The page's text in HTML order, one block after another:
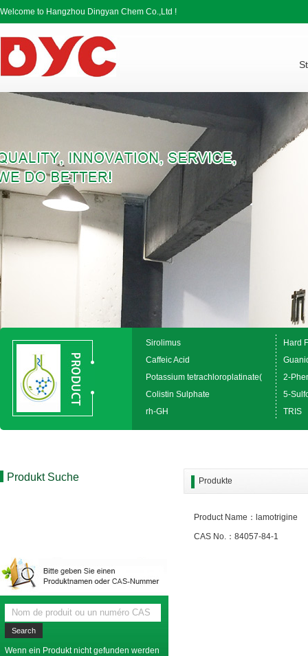
Welcome to Hangzhou Dingyan Chem Co.,Ltd !
Sirolimus
Hard
Caffeic Acid
Potassium tetrachloroplatinate(
2-
Colistin Sulphate
5-
rh-GH
TRIS
Produkt Suche
Wenn ein Produkt nicht gefunden werden
Produkte
Product Name：lamotrigine
CAS No.：84057-84-1